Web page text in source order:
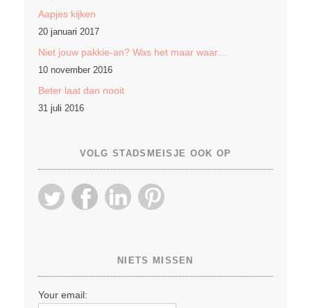
Aapjes kijken
20 januari 2017
Niet jouw pakkie-an? Was het maar waar…
10 november 2016
Beter laat dan nooit
31 juli 2016
VOLG STADSMEISJE OOK OP
NIETS MISSEN
Your email: